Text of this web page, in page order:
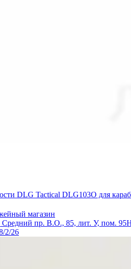
DLG Tactical DLG103O для
магазин
Средний пр. В.О., 85, лит. У, пом.
2/26